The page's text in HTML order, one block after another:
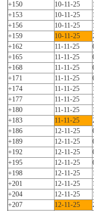
+150
10-11-25
+153
10-11-25
+156
10-11-25
+159
10-11-25
+162
11-11-25
+165
11-11-25
+168
11-11-25
+171
11-11-25
+174
11-11-25
+177
11-11-25
+180
11-11-25
+183
11-11-25
+186
12-11-25
+189
12-11-25
+192
12-11-25
+195
12-11-25
+198
12-11-25
+201
12-11-25
+204
12-11-25
+207
12-11-25